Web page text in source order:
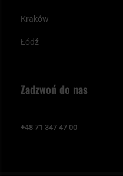
Kraków
Łódź
Zadzwoń do nas
+48 71 347 47 00